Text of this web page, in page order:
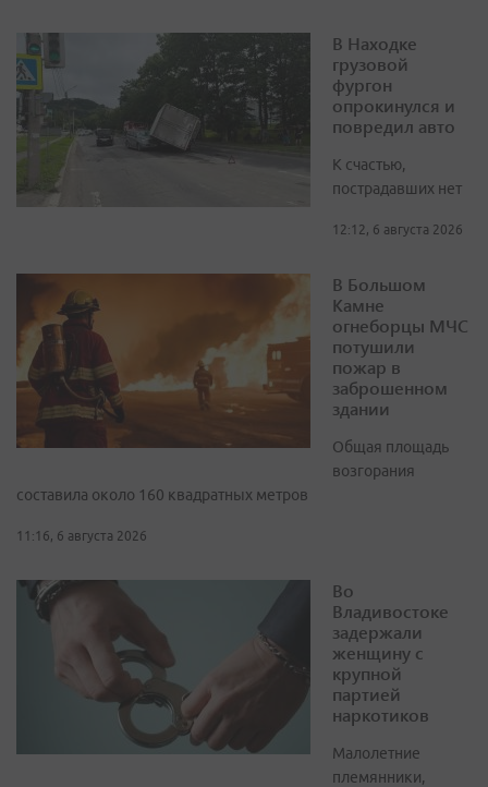
В Находке
грузовой
фургон
опрокинулся и
повредил авто
К счастью,
пострадавших нет
12:12, 6 августа 2026
В Большом
Камне
огнеборцы МЧС
потушили
пожар в
заброшенном
здании
Общая площадь
возгорания
составила около 160 квадратных метров
11:16, 6 августа 2026
Во
Владивостоке
задержали
женщину с
крупной
партией
наркотиков
Малолетние
племянники,